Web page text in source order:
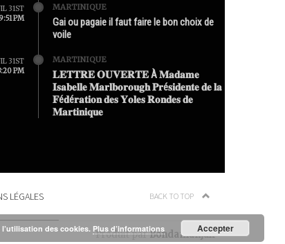
31ST
9:51 PM
MARTINIQUE
Gai ou pagaie il faut faire le bon choix de
voile
31ST
PM
MARTINIQUE
𝐋𝐄𝐓𝐓𝐑𝐄 𝐎𝐔𝐕𝐄𝐑𝐓𝐄 À 𝐌𝐚𝐝𝐚𝐦𝐞
𝐈𝐬𝐚𝐛𝐞𝐥𝐥𝐞 𝐌𝐚𝐫𝐥𝐛𝐨𝐫𝐨𝐮𝐠𝐡 𝐏𝐫é𝐬𝐢𝐝𝐞𝐧𝐭𝐞 𝐝𝐞 𝐥𝐚
𝐅é𝐝é𝐫𝐚𝐭𝐢𝐨𝐧 𝐝𝐞𝐬 𝐘𝐨𝐥𝐞𝐬 𝐑𝐨𝐧𝐝𝐞𝐬 𝐝𝐞
𝐌𝐚𝐫𝐭𝐢𝐧𝐢𝐪𝐮𝐞
LÉGALES BACK TO TOP
Produit parBondamanjak
des cookies. Plus d’informations Accepter